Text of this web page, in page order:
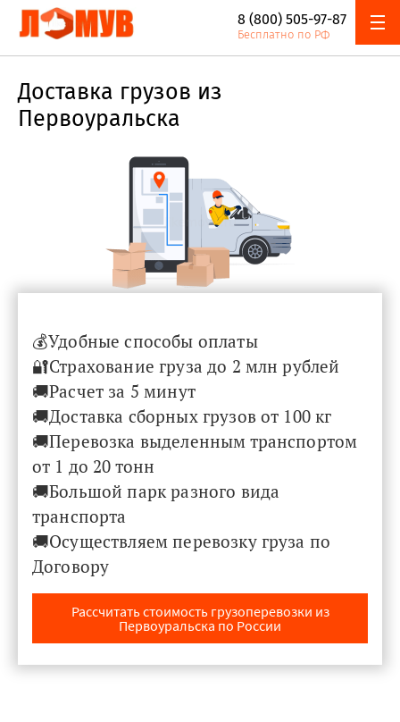
8 (800) 505-97-87
Бесплатно по РФ
Наш автопарк
Онлайн
калькулятор
Акции и скидки
Адреса
компании
Доставка грузов из
Первоуральска
​​​​​​💰Удобные способы оплаты
🔐Страхование груза до 2 млн рублей
🚚Расчет за 5 минут
🚚Доставка сборных грузов от 100 кг
🚚Перевозка выделенным транспортом
от 1 до 20 тонн
🚚​​​​​​​Большой парк разного вида
транспорта
🚚Осуществляем перевозку груза по
Договору
Рассчитать стоимость грузоперевозки из
Первоуральска по России